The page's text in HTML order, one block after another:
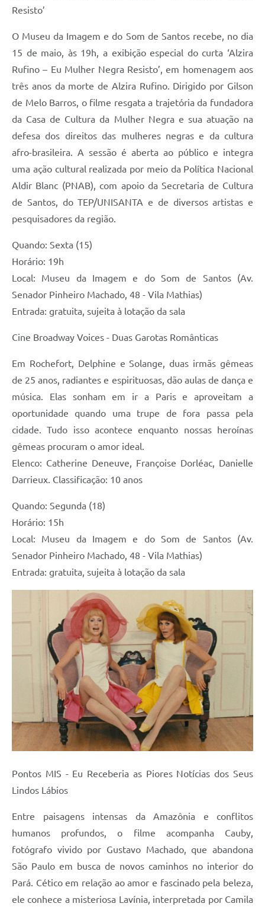
Resisto’
O Museu da Imagem e do Som de Santos recebe, no dia
15 de maio, às 19h, a exibição especial do curta ‘Alzira
Rufino – Eu Mulher Negra Resisto’, em homenagem aos
três anos da morte de Alzira Rufino. Dirigido por Gilson
de Melo Barros, o filme resgata a trajetória da fundadora
da Casa de Cultura da Mulher Negra e sua atuação na
defesa dos direitos das mulheres negras e da cultura
afro-brasileira. A sessão é aberta ao público e integra
uma ação cultural realizada por meio da Política Nacional
Aldir Blanc (PNAB), com apoio da Secretaria de Cultura
de Santos, do TEP/UNISANTA e de diversos artistas e
pesquisadores da região.
Quando: Sexta (15)
Horário: 19h
Local: Museu da Imagem e do Som de Santos (Av.
Senador Pinheiro Machado, 48 - Vila Mathias)
Entrada: gratuita, sujeita à lotação da sala
Cine Broadway Voices - Duas Garotas Românticas
Em Rochefort, Delphine e Solange, duas irmãs gêmeas
de 25 anos, radiantes e espirituosas, dão aulas de dança e
música. Elas sonham em ir a Paris e aproveitam a
oportunidade quando uma trupe de fora passa pela
cidade. Tudo isso acontece enquanto nossas heroínas
gêmeas procuram o amor ideal.
Elenco: Catherine Deneuve, Françoise Dorléac, Danielle
Darrieux. Classificação: 10 anos
Quando: Segunda (18)
Horário: 15h
Local: Museu da Imagem e do Som de Santos (Av.
Senador Pinheiro Machado, 48 - Vila Mathias)
Entrada: gratuita, sujeita à lotação da sala
Pontos MIS - Eu Receberia as Piores Notícias dos Seus
Lindos Lábios
Entre paisagens intensas da Amazônia e conflitos
humanos profundos, o filme acompanha Cauby,
fotógrafo vivido por Gustavo Machado, que abandona
São Paulo em busca de novos caminhos no interior do
Pará. Cético em relação ao amor e fascinado pela beleza,
ele conhece a misteriosa Lavínia, interpretada por Camila